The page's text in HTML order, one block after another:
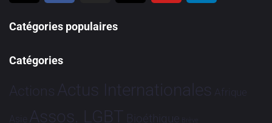
Catégories populaires
Catégories
Actions Actus Internationales Afrique
Asie Assos. LGBT Bioéthique Brève